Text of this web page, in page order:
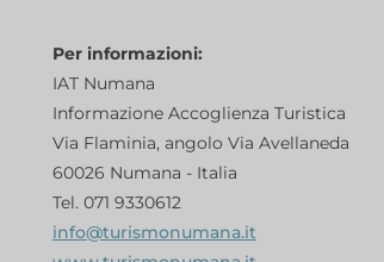
Per informazioni:
IAT Numana
Informazione Accoglienza Turistica
Via Flaminia, angolo Via Avellaneda
60026 Numana - Italia
Tel. 071 9330612
info@turismonumana.it